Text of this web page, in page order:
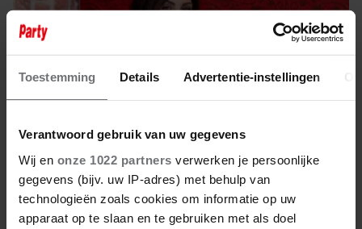
Toestemming Details Advertentie-instellingen
Verantwoord gebruik van uw gegevens
Wij en onze 1022 partners verwerken je persoonlijke
gegevens (bijv. uw IP-adres) met behulp van
technologieën zoals cookies om informatie op uw
apparaat op te slaan en te gebruiken met als doel
16 november 2025